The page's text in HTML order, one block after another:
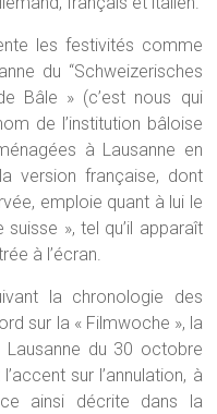
les festivités comme
du “Schweizerisches
Bâle » (c’est nous qui
de l’institution bâloise
à Lausanne en
version française, dont
emploie quant à lui le
», tel qu’il apparaît
à l’écran.
la chronologie des
sur la « Filmwoche », la
du 30 octobre
sur l’annulation, à
ainsi décrite dans la